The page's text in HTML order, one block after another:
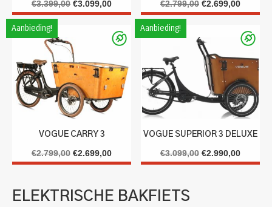
€3.399,00 Oorspronkelijke
€3.399,00.
€3.099,00Huidige
is:
€2.799,00 Oorspronkelijke
€2.799,00.
€2.699,00Huidige
is:
Aanbieding!
VOGUE CARRY 3
€2.799,00 Oorspronkelijke
€2.799,00.
€2.699,00Huidige
€2.699,00.
Aanbieding!
VOGUE SUPERIOR 3 DELUXE
€3.099,00 Oorspronkelijke
€2.990,00Huidige
ELEKTRISCHE BAKFIETS